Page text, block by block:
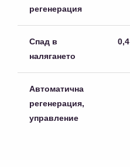
регенерация
Спад в
налягането
Автоматична
регенерация,
управление